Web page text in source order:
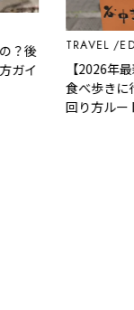
TRAVEL
【2026年最新】
食べ歩きに行っ
回り方ルート